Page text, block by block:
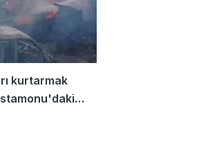
kurtarmak